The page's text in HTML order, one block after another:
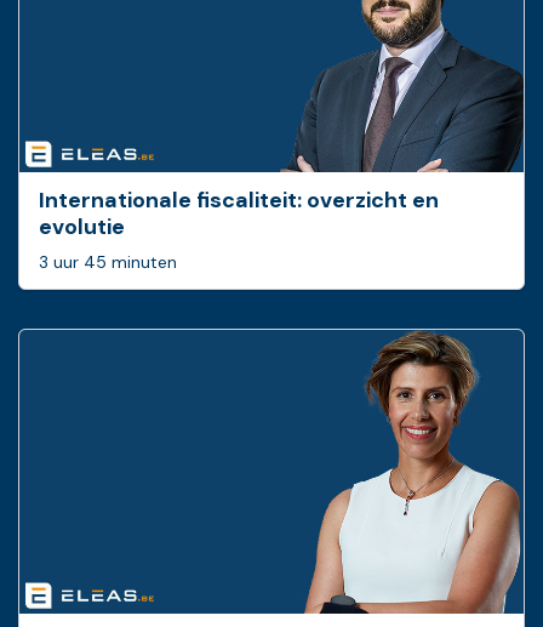
Internationale fiscaliteit: overzicht en
evolutie
3 uur 45 minuten